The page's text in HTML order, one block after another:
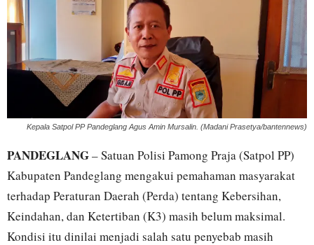
Kepala Satpol PP Pandeglang Agus Amin Mursalin. (Madani Prasetya/bantennews)
PANDEGLANG– Satuan Polisi Pamong Praja (Satpol PP)
Kabupaten Pandeglang mengakui pemahaman masyarakat
terhadap Peraturan Daerah (Perda) tentang Kebersihan,
Keindahan, dan Ketertiban (K3) masih belum maksimal.
Kondisi itu dinilai menjadi salah satu penyebab masih